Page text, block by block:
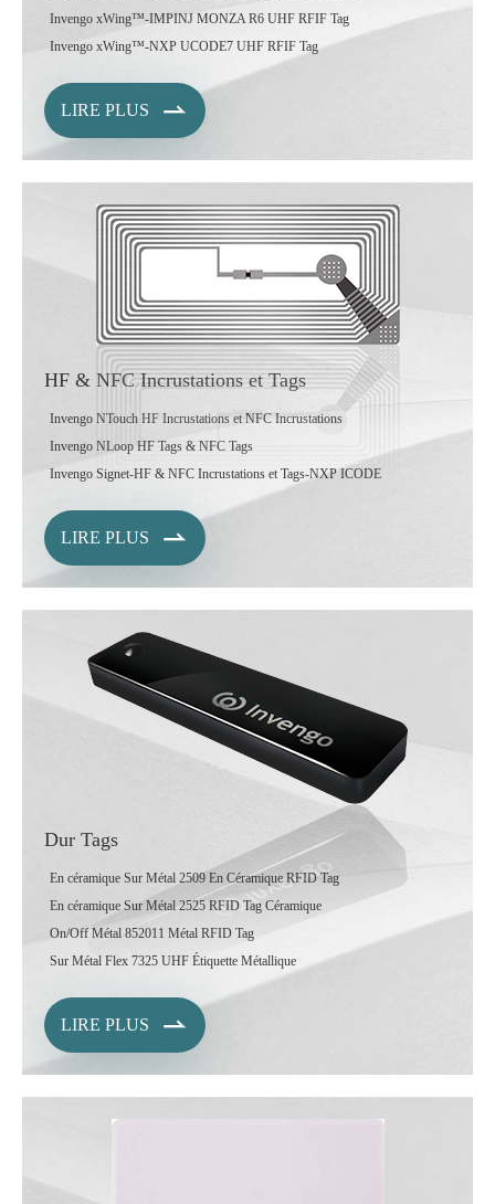
Invengo xWing™-IMPINJ MONZA R6 UHF RFIF Tag
Invengo xWing™-NXP UCODE7 UHF RFIF Tag
LIRE PLUS 
HF & NFC Incrustations et Tags
Invengo NTouch HF Incrustations et NFC Incrustations
Invengo NLoop HF Tags & NFC Tags
Invengo Signet-HF & NFC Incrustations et Tags-NXP ICODE
LIRE PLUS 
Dur Tags
En céramique Sur Métal 2509 En Céramique RFID Tag
En céramique Sur Métal 2525 RFID Tag Céramique
On/Off Métal 852011 Métal RFID Tag
Sur Métal Flex 7325 UHF Étiquette Métallique
LIRE PLUS 